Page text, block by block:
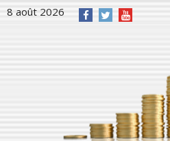
8 août 2026